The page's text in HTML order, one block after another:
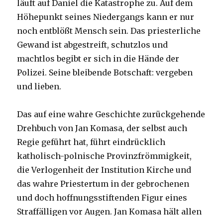
läuft auf Daniel die Katastrophe zu. Auf dem
Höhepunkt seines Niedergangs kann er nur
noch entblößt Mensch sein. Das priesterliche
Gewand ist abgestreift, schutzlos und
machtlos begibt er sich in die Hände der
Polizei. Seine bleibende Botschaft: vergeben
und lieben.
Das auf eine wahre Geschichte zurückgehende
Drehbuch von Jan Komasa, der selbst auch
Regie geführt hat, führt eindrücklich
katholisch-polnische Provinzfrömmigkeit,
die Verlogenheit der Institution Kirche und
das wahre Priestertum in der gebrochenen
und doch hoffnungsstiftenden Figur eines
Straffälligen vor Augen. Jan Komasa hält allen